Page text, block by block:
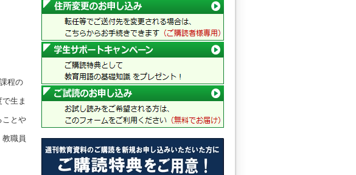
程の
生ま
ことや
職員